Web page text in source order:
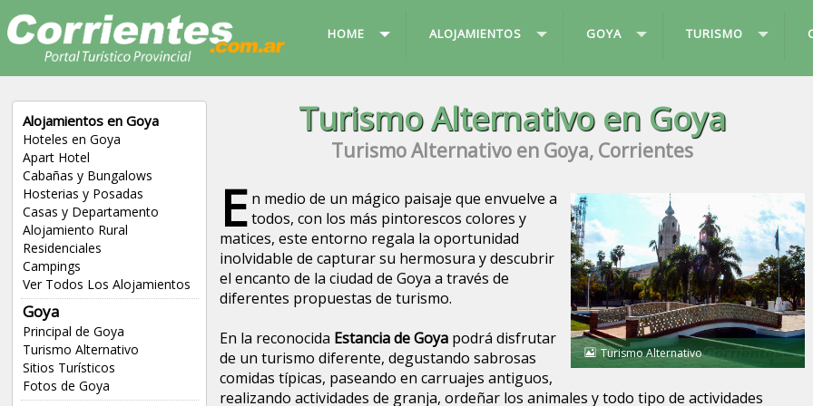
HOME ALOJAMIENTOS GOYA TURISMO
Alojamientos en Goya
Hoteles en Goya
Apart Hotel
Cabañas y Bungalows
Hosterias y Posadas
Casas y Departamento
Alojamiento Rural
Residenciales
Campings
Ver Todos Los Alojamientos
Goya
Principal de Goya
Turismo Alternativo
Sitios Turísticos
Fotos de Goya
Turismo Alternativo en Goya
Turismo Alternativo en Goya, Corrientes
Turismo Alternativo
E n medio de un mágico paisaje que envuelve a
todos, con los más pintorescos colores y
matices, este entorno regala la oportunidad
inolvidable de capturar su hermosura y descubrir
el encanto de la ciudad de Goya a través de
diferentes propuestas de turismo.
En la reconocida Estancia de Goyapodrá disfrutar
de un turismo diferente, degustando sabrosas
comidas típicas, paseando en carruajes antiguos,
realizando actividades de granja, ordeñar los animales y todo tipo de actividades